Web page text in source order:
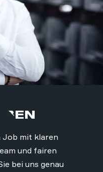
Job mit klaren
und fairen
bei uns genau